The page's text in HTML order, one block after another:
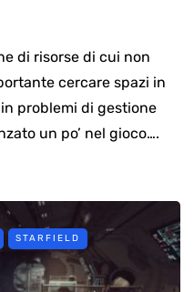
di risorse di cui non
cercare spazi in
problemi di gestione
un po’ nel gioco….
STARFIELD